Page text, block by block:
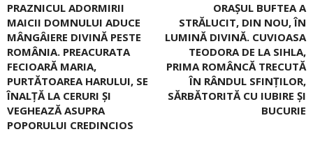
PRAZNICUL ADORMIRII
MAICII DOMNULUI ADUCE
MÂNGÂIERE DIVINĂ PESTE
ROMÂNIA. PREACURATA
FECIOARĂ MARIA,
PURTĂTOAREA HARULUI, SE
ÎNALȚĂ LA CERURI ȘI
VEGHEAZĂ ASUPRA
POPORULUI CREDINCIOS
ORAȘUL BUFTEA A
STRĂLUCIT, DIN NOU, ÎN
LUMINĂ DIVINĂ. CUVIOASA
TEODORA DE LA SIHLA,
PRIMA ROMÂNCĂ TRECUTĂ
ÎN RÂNDUL SFINȚILOR,
SĂRBĂTORITĂ CU IUBIRE ȘI
BUCURIE